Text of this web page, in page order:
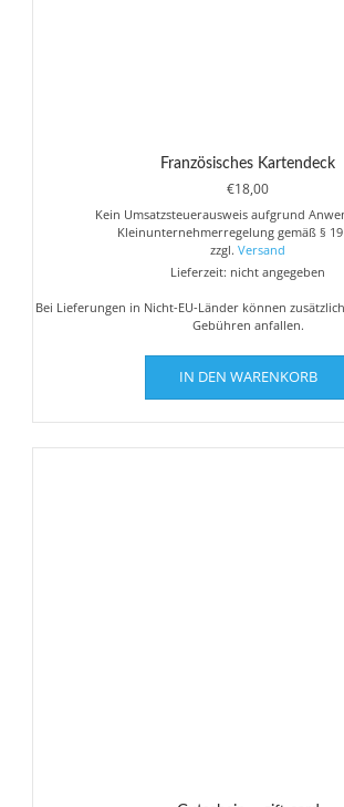
Französisches Kartendeck
€18,00
Kein Umsatzsteuerausweis aufgrund
Kleinunternehmerregelung gemäß § 19
zzgl. Versand
Lieferzeit: nicht angegeben
Bei Lieferungen in Nicht-EU-Länder können
Gebühren anfallen.
IN DEN WARENKORB